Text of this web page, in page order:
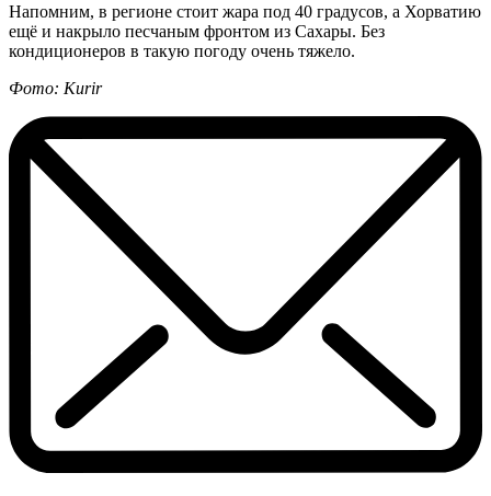
Напомним, в регионе стоит жара под 40 градусов, а Хорватию
ещё и накрыло песчаным фронтом из Сахары. Без
кондиционеров в такую погоду очень тяжело.
Фото: Kurir